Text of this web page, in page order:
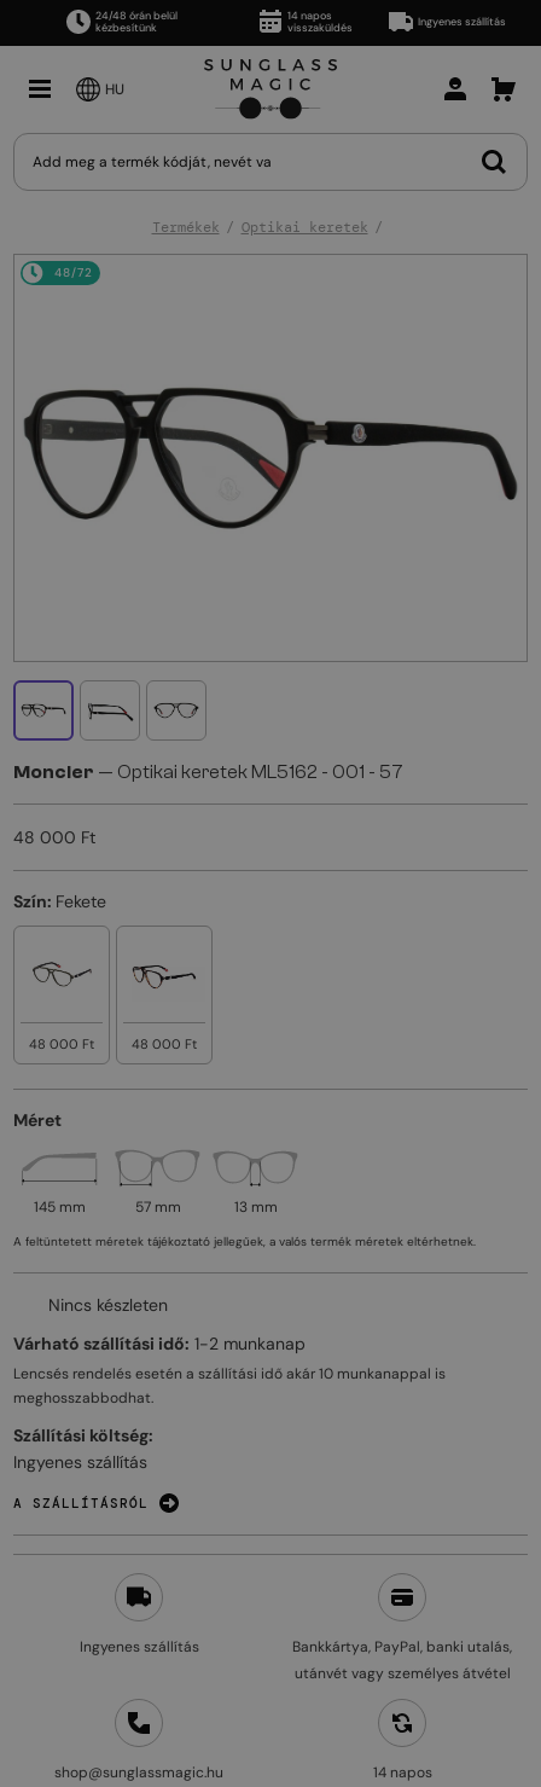
24/48 órán belül
kézbesítünk
14 napos
visszaküldés
Ingyenes szállítás
HU
Termékek Optikai keretek
Ingyenes szállítás
Bankkártya, PayPal, banki utalás,
utánvét vagy személyes átvétel
shop@sunglassmagic.hu
14 napos
48/72
Moncler — Optikai keretek ML5162 - 001 - 57
48 000 Ft
Szín: Fekete
48 000 Ft 48 000 Ft
Méret
145 mm 57 mm 13 mm
A feltüntetett méretek tájékoztató jellegűek, a valós termék méretek eltérhetnek.
Nincs készleten
Várható szállítási idő: 1-2 munkanap
Lencsés rendelés esetén a szállítási idő akár10 munkanappal is
meghosszabbodhat.
Szállítási költség:
Ingyenes szállítás
A SZÁLLÍTÁSRÓL